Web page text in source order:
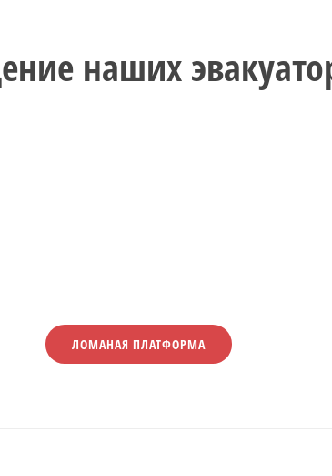
наших
ЛОМАНАЯ ПЛАТФОРМА